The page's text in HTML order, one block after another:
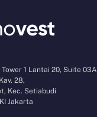
1 Lantai 20, Suite 03A
28,
Kec. Setiabudi
Jakarta